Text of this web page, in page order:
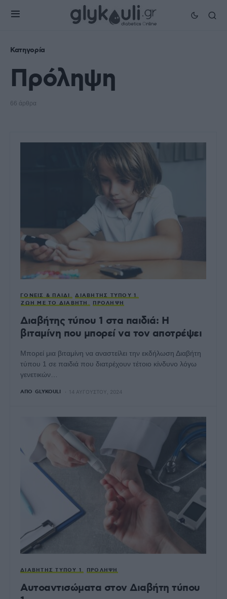
Κατηγορία
Πρόληψη
66 άρθρα
ΓΟΝΕΊΣ & ΠΑΙΔΊ
ΔΙΑΒΉΤΗΣ ΤΎΠΟΥ 1
ΖΩΉ ΜΕ ΤΟ ΔΙΑΒΉΤΗ
ΠΡΌΛΗΨΗ
Διαβήτης τύπου 1 στα παιδιά: Η
βιταμίνη που μπορεί να τον αποτρέψει
Μπορεί μια βιταμίνη να αναστείλει την εκδήλωση Διαβήτη
τύπου 1 σε παιδιά που διατρέχουν τέτοιο κίνδυνο λόγω
γενετικών…
ΑΠΌ GLYKOULI 14 ΑΥΓΟΎΣΤΟΥ, 2024
ΔΙΑΒΉΤΗΣ ΤΎΠΟΥ 1 ΠΡΌΛΗΨΗ
Αυτοαντισώματα στον Διαβήτη τύπου